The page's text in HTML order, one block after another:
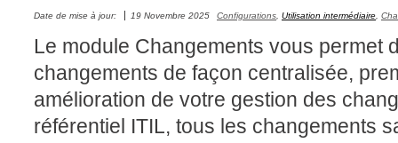
Interne
Journée
Date de mise à jour: 19 Novembre 2025 Configurations Utilisation intermédiaire
Le module Changements vous permet
changements de façon centralisée,
amélioration de votre gestion des
référentiel ITIL, tous les changements